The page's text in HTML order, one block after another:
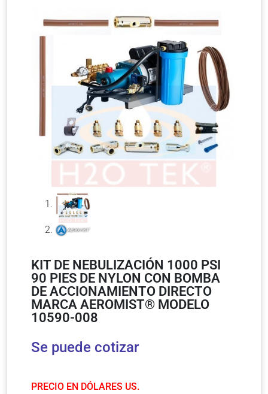
KIT DE NEBULIZACIÓN 1000 PSI
90 PIES DE NYLON CON BOMBA
DE ACCIONAMIENTO DIRECTO
MARCA AEROMIST® MODELO
10590-008
Se puede cotizar
PRECIO EN DÓLARES US.